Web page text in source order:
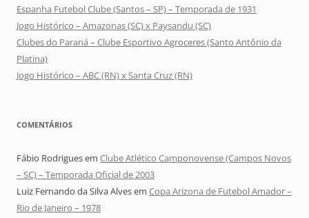
Espanha Futebol Clube (Santos – SP) – Temporada de 1931
Jogo Histórico – Amazonas (SC) x Paysandu (SC)
Clubes do Paraná – Clube Esportivo Agroceres (Santo Antônio da
Platina)
Jogo Histórico – ABC (RN) x Santa Cruz (RN)
COMENTÁRIOS
Fábio Rodriguesem Clube Atlético Camponovense (Campos Novos
– SC) – Temporada Oficial de 2003
Luiz Fernando da Silva Alvesem Copa Arizona de Futebol Amador –
Rio de Janeiro – 1978